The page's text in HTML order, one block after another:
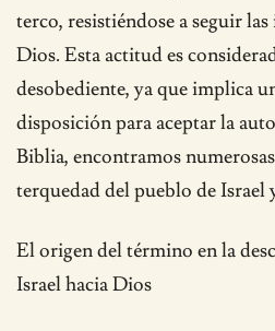
terco, resistiéndose a seguir
Dios. Esta actitud es
desobediente, ya que implica
disposición para aceptar la
Biblia, encontramos
terquedad del pueblo de Israel
El origen del término en la
Israel hacia Dios